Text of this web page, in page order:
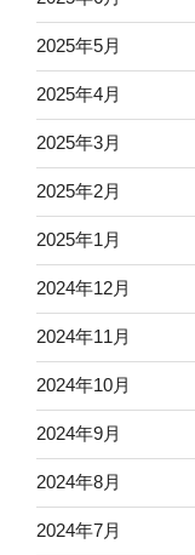
2025年5月
2025年4月
2025年3月
2025年2月
2025年1月
2024年12月
2024年11月
2024年10月
2024年9月
2024年8月
2024年7月